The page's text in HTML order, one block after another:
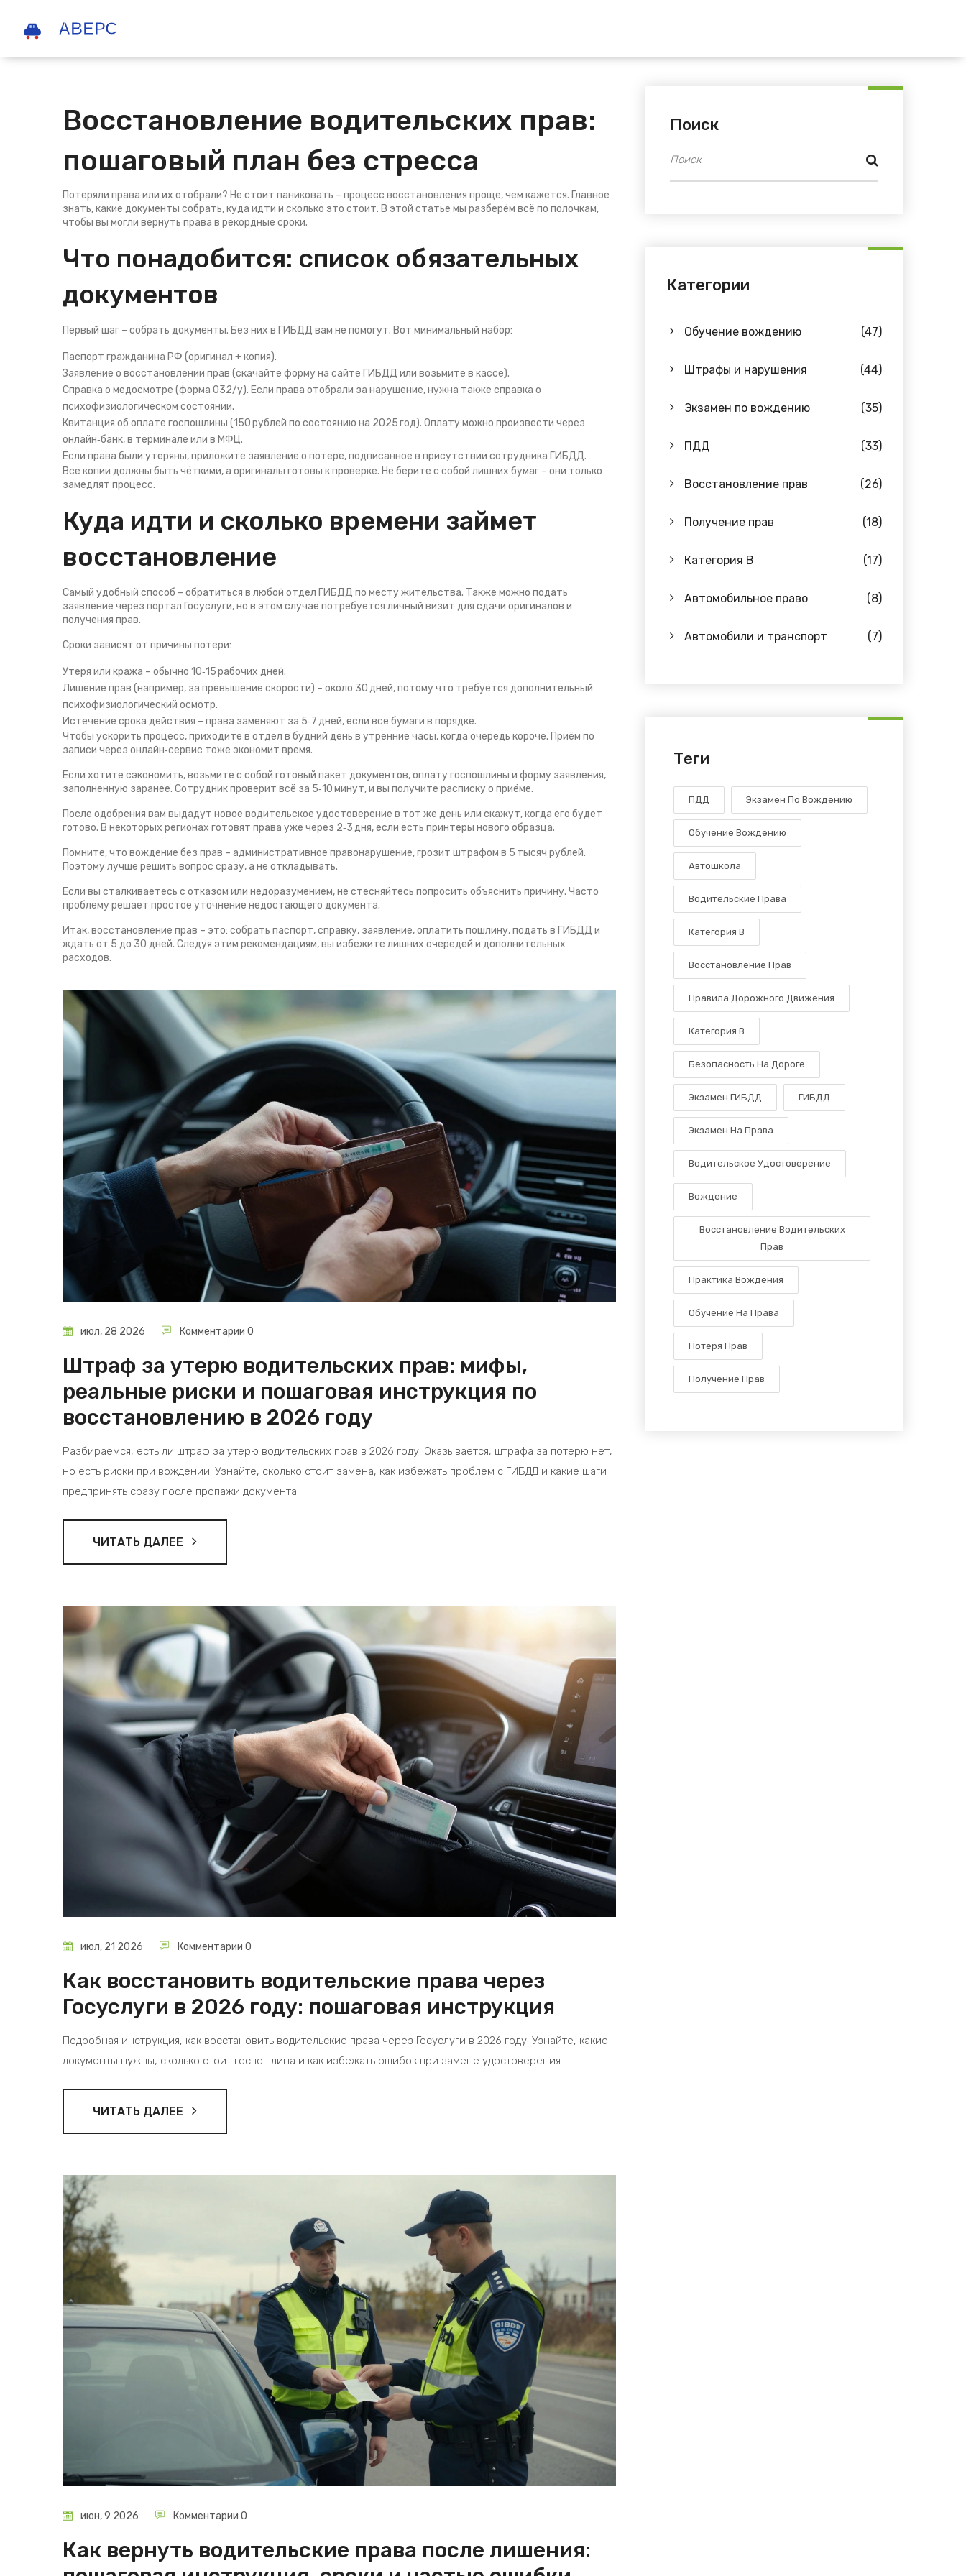
Восстановление водительских прав:
пошаговый план без стресса
Потеряли права или их отобрали? Не стоит паниковать – процесс восстановления проще, чем кажется. Главное
знать, какие документы собрать, куда идти и сколько это стоит. В этой статье мы разберём всё по полочкам,
чтобы вы могли вернуть права в рекордные сроки.
Что понадобится: список обязательных
документов
Первый шаг – собрать документы. Без них в ГИБДД вам не помогут. Вот минимальный набор:
Паспорт гражданина РФ (оригинал + копия).
Заявление о восстановлении прав (скачайте форму на сайте ГИБДД или возьмите в кассе).
Справка о медосмотре (форма 032/у). Если права отобрали за нарушение, нужна также справка о
психофизиологическом состоянии.
Квитанция об оплате госпошлины (150 рублей по состоянию на 2025 год). Оплату можно произвести через
онлайн‑банк, в терминале или в МФЦ.
Если права были утеряны, приложите заявление о потере, подписанное в присутствии сотрудника ГИБДД.
Все копии должны быть чёткими, а оригиналы готовы к проверке. Не берите с собой лишних бумаг – они только
замедлят процесс.
Куда идти и сколько времени займет
восстановление
Самый удобный способ – обратиться в любой отдел ГИБДД по месту жительства. Также можно подать
заявление через портал Госуслуги, но в этом случае потребуется личный визит для сдачи оригиналов и
получения прав.
Сроки зависят от причины потери:
Утеря или кража – обычно 10‑15 рабочих дней.
Лишение прав (например, за превышение скорости) – около 30 дней, потому что требуется дополнительный
психофизиологический осмотр.
Истечение срока действия – права заменяют за 5‑7 дней, если все бумаги в порядке.
Чтобы ускорить процесс, приходите в отдел в будний день в утренние часы, когда очередь короче. Приём по
записи через онлайн‑сервис тоже экономит время.
Если хотите сэкономить, возьмите с собой готовый пакет документов, оплату госпошлины и форму заявления,
заполненную заранее. Сотрудник проверит всё за 5‑10 минут, и вы получите расписку о приёме.
После одобрения вам выдадут новое водительское удостоверение в тот же день или скажут, когда его будет
готово. В некоторых регионах готовят права уже через 2‑3 дня, если есть принтеры нового образца.
Помните, что вождение без прав – административное правонарушение, грозит штрафом в 5 тысяч рублей.
Поэтому лучше решить вопрос сразу, а не откладывать.
Если вы сталкиваетесь с отказом или недоразумением, не стесняйтесь попросить объяснить причину. Часто
проблему решает простое уточнение недостающего документа.
Итак, восстановление прав – это: собрать паспорт, справку, заявление, оплатить пошлину, подать в ГИБДД и
ждать от 5 до 30 дней. Следуя этим рекомендациям, вы избежите лишних очередей и дополнительных
расходов.
июл, 28 2026 Комментарии 0
Штраф за утерю водительских прав: мифы,
реальные риски и пошаговая инструкция по
восстановлению в 2026 году
Разбираемся, есть ли штраф за утерю водительских прав в 2026 году. Оказывается, штрафа за потерю нет,
но есть риски при вождении. Узнайте, сколько стоит замена, как избежать проблем с ГИБДД и какие шаги
предпринять сразу после пропажи документа.
ЧИТАТЬ ДАЛЕЕ
июл, 21 2026 Комментарии 0
Как восстановить водительские права через
Госуслуги в 2026 году: пошаговая инструкция
Подробная инструкция, как восстановить водительские права через Госуслуги в 2026 году. Узнайте, какие
документы нужны, сколько стоит госпошлина и как избежать ошибок при замене удостоверения.
ЧИТАТЬ ДАЛЕЕ
июн, 9 2026 Комментарии 0
Как вернуть водительские права после лишения:
Поиск
Категории
Обучение вождению (47)
Штрафы и нарушения (44)
Экзамен по вождению (35)
ПДД (33)
Восстановление прав (26)
Получение прав (18)
Категория B (17)
Автомобильное право (8)
Автомобили и транспорт (7)
Теги
ПДД Экзамен По Вождению
Обучение Вождению
Автошкола
Водительские Права
Категория В
Восстановление Прав
Правила Дорожного Движения
Категория B
Безопасность На Дороге
Экзамен ГИБДД ГИБДД
Экзамен На Права
Водительское Удостоверение
Вождение
Восстановление Водительских
Прав
Практика Вождения
Обучение На Права
Потеря Прав
Получение Прав